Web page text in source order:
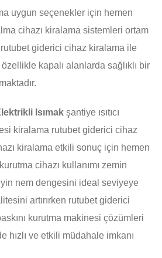
uygun seçenekler için hemen
cihazı kiralama sistemleri ortam
rutubet giderici cihaz kiralama ile
özellikle kapalı alanlarda sağlıklı bir
Isımak şantiye ısıtıcı
kiralama rutubet giderici cihaz
kiralama etkili sonuç için hemen
cihazı kullanımı zemin
nem dengesini ideal seviyeye
artırırken rutubet giderici
kurutma makinesi çözümleri
hızlı ve etkili müdahale imkanı